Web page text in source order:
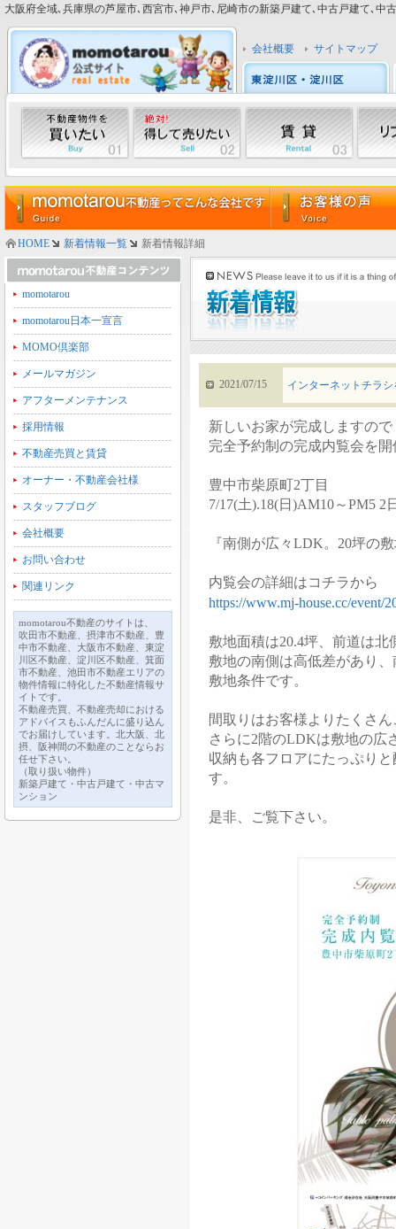
大阪府全域､兵庫県の芦屋市､西宮市､神戸市､尼崎市の新築戸建て､中古戸建て､中
会社概要 サイトマップ
HOME 新着情報一覧 新着情報詳細
momotarou
momotarou日本一宣言
MOMO倶楽部
メールマガジン
アフターメンテナンス
採用情報
不動産売買と賃貸
オーナー・不動産会社様
スタッフブログ
会社概要
お問い合わせ
関連リンク
momotarou不動産のサイトは、
吹田市不動産、摂津市不動産、豊
中市不動産、大阪市不動産、東淀
川区不動産、淀川区不動産、箕面
市不動産、池田市不動産エリアの
物件情報に特化した不動産情報サ
イトです。
不動産売買、不動産売却における
アドバイスもふんだんに盛り込ん
でお届けしています。北大阪、北
摂、阪神間の不動産のことならお
任せ下さい。
（取り扱い物件）
新築戸建て・中古戸建て・中古マ
ンション
2021/07/15 インターネットチラ
新しいお家が完成しますので
完全予約制の完成内覧会を
豊中市柴原町2丁目
7/17(土).18(日)AM10～PM5 2
『南側が広々LDK。20坪の
内覧会の詳細はコチラから
https://www.mj-house.cc/event/
敷地面積は20.4坪、前道は北
敷地の南側は高低差があり
敷地条件です。
間取りはお客様よりたくさ
さらに2階のLDKは敷地の広
収納も各フロアにたっぷり
す。
是非、ご覧下さい。